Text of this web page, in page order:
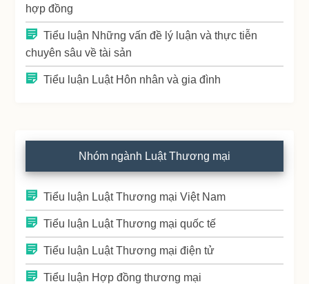
hợp đồng
Tiểu luận Những vấn đề lý luận và thực tiễn
chuyên sâu về tài sản
Tiểu luận Luật Hôn nhân và gia đình
Nhóm ngành Luật Thương mại
Tiểu luận Luật Thương mại Việt Nam
Tiểu luận Luật Thương mại quốc tế
Tiểu luận Luật Thương mại điện tử
Tiểu luận Hợp đồng thương mại